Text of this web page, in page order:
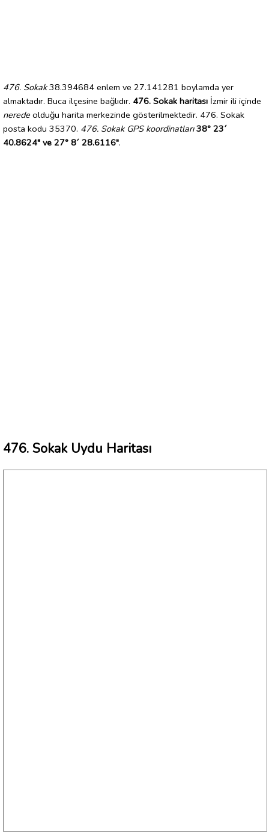
476. Sokak38.394684 enlem ve 27.141281 boylamda yer
almaktadır. Buca ilçesine bağlıdır. 476. Sokak haritası İzmir ili içinde
nerede olduğu harita merkezinde gösterilmektedir. 476. Sokak
posta kodu 35370. 476. Sokak GPS koordinatları 38° 23´
40.8624" ve 27° 8´ 28.6116".
476. Sokak Uydu Haritası